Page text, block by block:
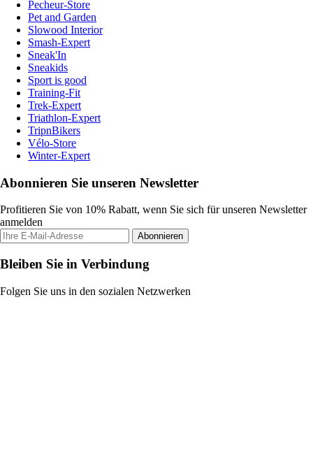
Pecheur-Store
Pet and Garden
Slowood Interior
Smash-Expert
Sneak'In
Sneakids
Sport is good
Training-Fit
Trek-Expert
Triathlon-Expert
TripnBikers
Vélo-Store
Winter-Expert
Abonnieren Sie unseren Newsletter
Profitieren Sie von 10% Rabatt, wenn Sie sich für unseren Newsletter
anmelden
Abonnieren
Bleiben Sie in Verbindung
Folgen Sie uns in den sozialen Netzwerken